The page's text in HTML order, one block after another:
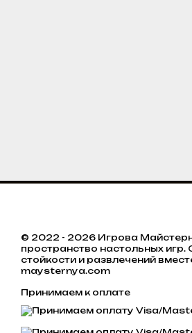
© 2022 - 2026 Игрова
пространство настольных
стойкости и развлечений
maysternya.com
Принимаем к оплате